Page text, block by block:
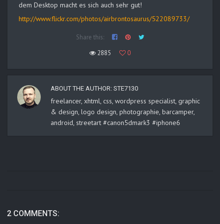
dem Desktop macht es sich auch sehr gut!
http://www.flickr.com/photos/airbrontosaurus/522089733/
Share this:
2885
0
ABOUT THE AUTHOR: STE7130
freelancer, xhtml, css, wordpress specialist, graphic
& design, logo design, photographie, barcamper,
android, streetart #canon5dmark3 #iphone6
2 COMMENTS: